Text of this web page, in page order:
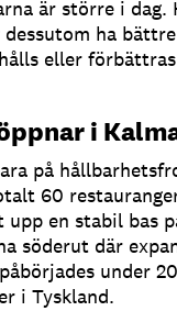
är större i dag.
ha
eller
i
på
60
upp en stabil bas
söderut där
under
i Tyskland.